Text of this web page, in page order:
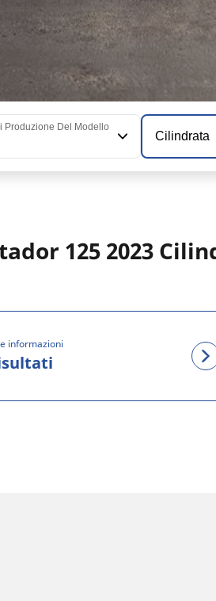
Produzione Del Modello
Cilindrata
125 2023
informazioni